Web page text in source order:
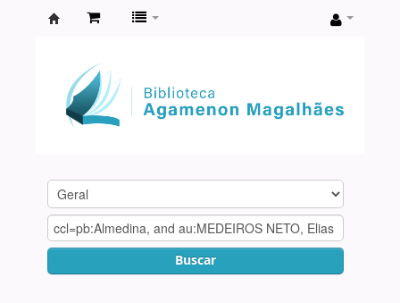
Agamenon
Magalhães
Buscar